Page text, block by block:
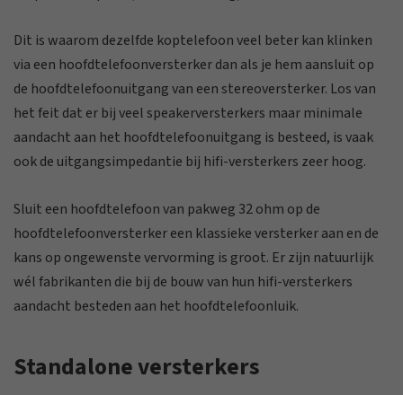
Dit is waarom dezelfde koptelefoon veel beter kan klinken
via een hoofdtelefoonversterker dan als je hem aansluit op
de hoofdtelefoonuitgang van een stereoversterker. Los van
het feit dat er bij veel speakerversterkers maar minimale
aandacht aan het hoofdtelefoonuitgang is besteed, is vaak
ook de uitgangsimpedantie bij hifi-versterkers zeer hoog.
Sluit een hoofdtelefoon van pakweg 32 ohm op de
hoofdtelefoonversterker een klassieke versterker aan en de
kans op ongewenste vervorming is groot. Er zijn natuurlijk
wél fabrikanten die bij de bouw van hun hifi-versterkers
aandacht besteden aan het hoofdtelefoonluik.
Standalone versterkers